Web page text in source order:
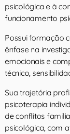
psicológica e à
funcionamento
Possui formação
ênfase na
emocionais e
técnico,
Sua trajetória
psicoterapia
de conflitos
psicológica, com